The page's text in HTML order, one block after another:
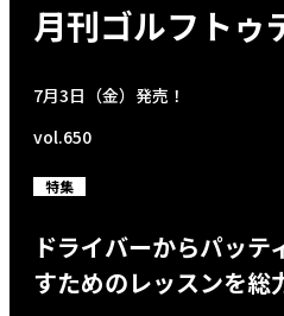
月刊ゴルフトゥ
7月3日（金）発売！
vol.650
特集
ドライバーからパッ
すためのレッスンを総